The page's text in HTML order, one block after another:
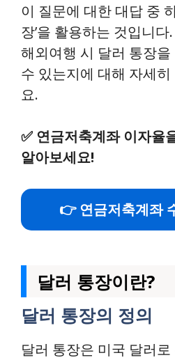
이 질문에 대한 대답 중
장’을 활용하는 것입니
해외여행 시 달러 통장
수 있는지에 대해 자세
요.
✅ 연금저축계좌 이자율
알아보세요!
👉 연금저축계좌
달러 통장이란?
달러 통장의 정의
달러 통장은 미국 달러